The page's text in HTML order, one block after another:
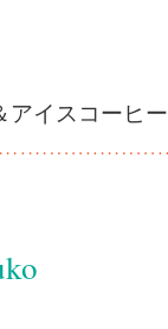
イスコーヒ